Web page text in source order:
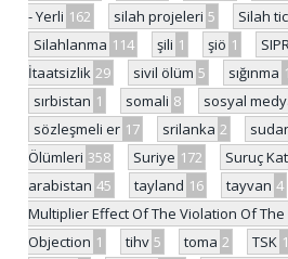
- Yerli 162 silah projeleri 5 Silah
Silahlanma 114 şili 1 şiö 1
İtaatsizlik 29 sivil ölüm 5 sığınma 1
sırbistan 1 somali 8 sosyal
sözleşmeli er 17 srilanka 2
Ölümleri 358 Suriye 172 Suruç
arabistan 45 tayland 16 tayvan 4
Multiplier Effect Of The Violation Of
Objection 1 tihv 5 toma 2 TSK